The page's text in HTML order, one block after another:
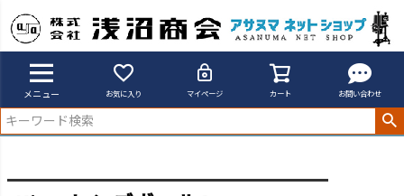
メニュー お気に入り マイページ カート お問い合わせ
アサヌマネットショップ